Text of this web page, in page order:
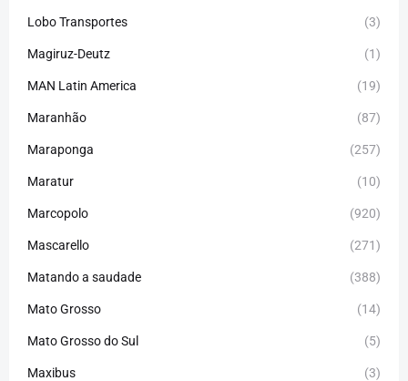
Lobo Transportes (3)
Magiruz-Deutz (1)
MAN Latin America (19)
Maranhão (87)
Maraponga (257)
Maratur (10)
Marcopolo (920)
Mascarello (271)
Matando a saudade (388)
Mato Grosso (14)
Mato Grosso do Sul (5)
Maxibus (3)